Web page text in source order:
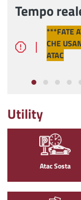
Tempo
***FATE
CHE
ATAC
Utility
Atac Sosta